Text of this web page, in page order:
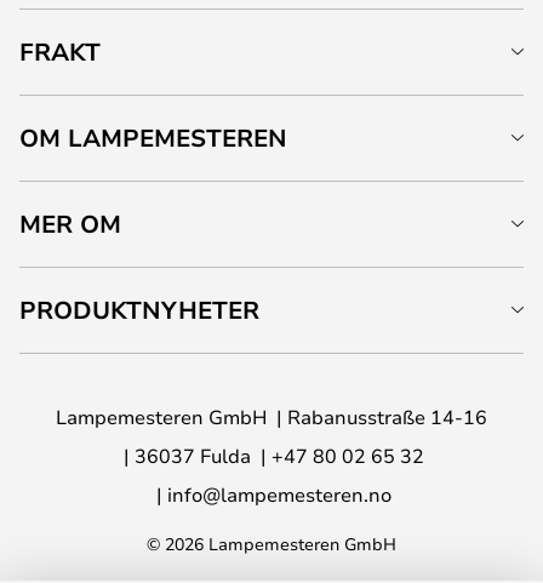
FRAKT
OM LAMPEMESTEREN
MER OM
PRODUKTNYHETER
Lampemesteren GmbH
Rabanusstraße 14-16
36037 Fulda
+47 80 02 65 32
info@lampemesteren.no
© 2026 Lampemesteren GmbH